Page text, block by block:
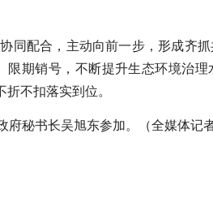
同配合，主动向前一步，形成齐
期销号，不断提升生态环境治
不扣落实到位。
秘书长吴旭东参加。（全媒体记